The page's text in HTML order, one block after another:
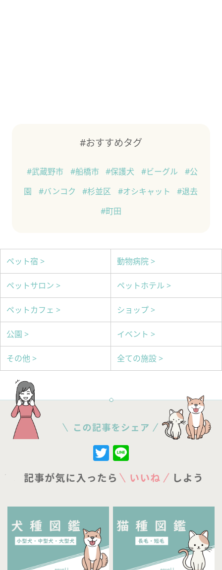
#おすすめタグ
#武蔵野市 #船橋市 #保護犬 #ビーグル
#公
園
#バンコク #杉並区 #オシキャット
#退去
#町田
ペット宿 > 動物病院 >
ペットサロン > ペットホテル >
ペットカフェ > ショップ >
公園 > イベント >
その他 > 全ての施設 >
Twitter